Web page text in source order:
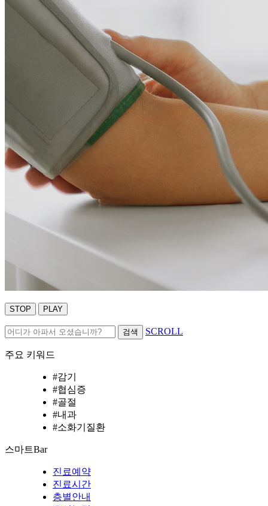
STOP PLAY
검색 SCROLL
주요 키워드
#감기
#협심증
#골절
#내과
#소화기질환
스마트Bar
진료예약
진료시간
층별안내